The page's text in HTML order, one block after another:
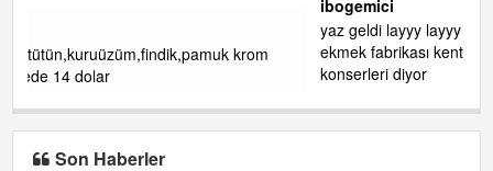
yaz geldi layyy layyy layy lom festivalleri başladı biz halk
ekmek fabrikası kent lokantası diyoruz ağacum yaz
konserleri diyor
Son Haberler